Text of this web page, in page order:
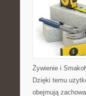
Żywienie i
Dzięki temu
obejmują